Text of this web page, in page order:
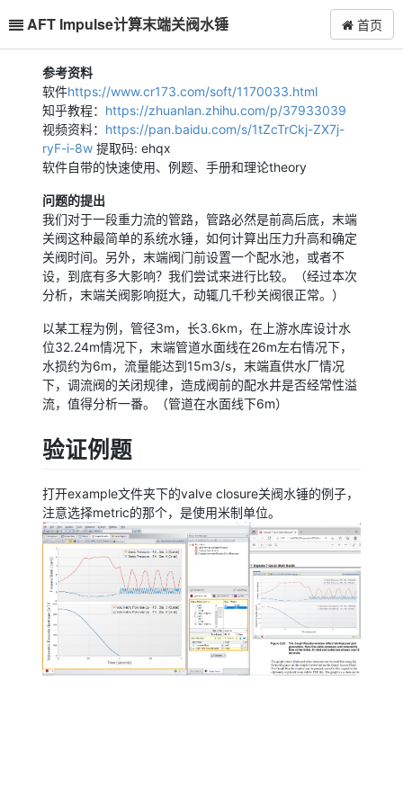
AFT Impulse计算末端关阀水锤 首页
参考资料
软件https://www.cr173.com/soft/1170033.html
知乎教程： https://zhuanlan.zhihu.com/p/37933039
视频资料： https://pan.baidu.com/s/1tZcTrCkj-ZX7j-
ryF-i-8w 提取码: ehqx
软件自带的快速使用、例题、手册和理论theory
问题的提出
我们对于一段重力流的管路，管路必然是前高后底，末端
关阀这种最简单的系统水锤，如何计算出压力升高和确定
关阀时间。另外，末端阀门前设置一个配水池，或者不
设，到底有多大影响？我们尝试来进行比较。（经过本次
分析，末端关阀影响挺大，动辄几千秒关阀很正常。）
以某工程为例，管径3m，长3.6km，在上游水库设计水
位32.24m情况下，末端管道水面线在26m左右情况下，
水损约为6m，流量能达到15m3/s，末端直供水厂情况
下，调流阀的关闭规律，造成阀前的配水井是否经常性溢
流，值得分析一番。（管道在水面线下6m）
验证例题
打开example文件夹下的valve closure关阀水锤的例子，
注意选择metric的那个，是使用米制单位。